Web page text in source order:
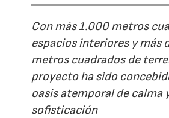
Con más 1.000 metros
espacios interiores y más
metros cuadrados de
proyecto ha sido
oasis atemporal de calma
sofisticación